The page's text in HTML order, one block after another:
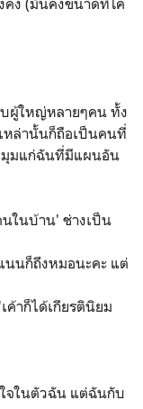
ผู้ใหญ่หลายๆคน ทั้ง
หล่านั้นก็ถือเป็นคนที่
มุมแก่ฉันที่มีแผนอัน
ในบ้าน' ช่างเป็น
นก็ถึงหมอนะคะ แต่
ค้าก็ได้เกียรตินิยม
จในตัวฉัน แต่ฉันกับ